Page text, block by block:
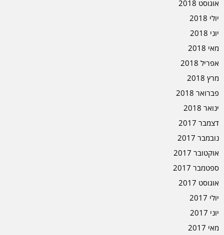
אוגוסט 2018
יולי 2018
יוני 2018
מאי 2018
אפריל 2018
מרץ 2018
פברואר 2018
ינואר 2018
דצמבר 2017
נובמבר 2017
אוקטובר 2017
ספטמבר 2017
אוגוסט 2017
יולי 2017
יוני 2017
מאי 2017